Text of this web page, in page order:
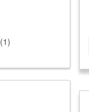
(1)